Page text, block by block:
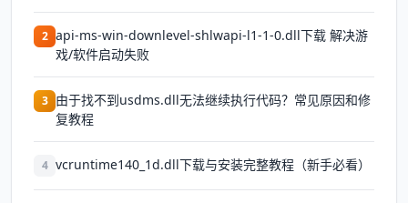
2 api-ms-win-downlevel-shlwapi-l1-1-0.dll下载 解决游
戏/软件启动失败
3 由于找不到usdms.dll无法继续执行代码？常见原因和修
复教程
4 vcruntime140_1d.dll下载与安装完整教程（新手必看）